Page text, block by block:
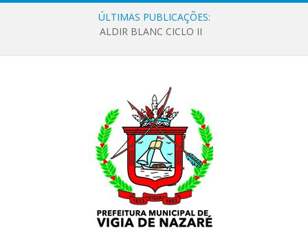
ÚLTIMAS PUBLICAÇÕES:
ALDIR BLANC CICLO II